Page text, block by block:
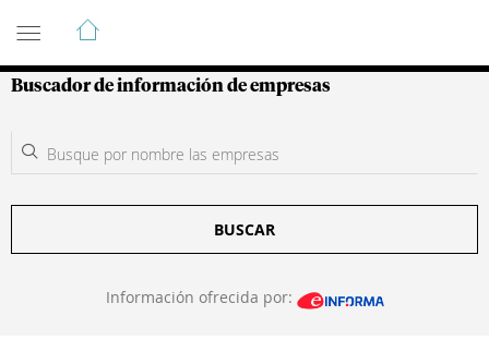
Guía de Empresas Colombianas
Buscador de información de empresas
BUSCAR
Información ofrecida por: